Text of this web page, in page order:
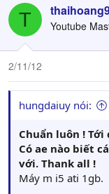
T Youtube
2/11/12
hungdaiuy nói:
Chuẩn luôn !
Có ae nào biết
với. Thank all !
Máy m i5 ati 1gb.